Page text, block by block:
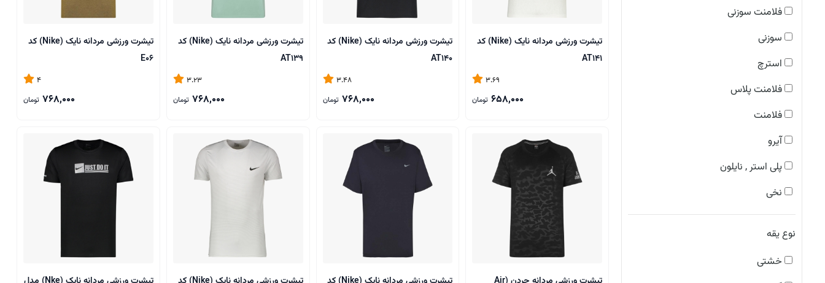
فلامنت سوزنی
سوزنی
استرچ
فلامنت پلاس
فلامنت
آیرو
پلی استر , نایلون
نخی
چیتا
براش
غواصی
نوع یقه
خشتی
تیشرت ورزشی مردانه نایک (Nike) کد
AT141
3.69
658,000 تومان
تیشرت ورزشی مردانه نایک (Nike) کد
AT140
3.48
768,000 تومان
تیشرت ورزشی مردانه نایک (Nike) کد
AT139
3.23
768,000 تومان
تیشرت ورزشی مردانه نایک (Nike) کد
E06
4
768,000 تومان